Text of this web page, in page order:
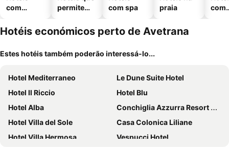
com
permitem
com spa
praia
com
Hotéis económicos perto de Avetrana
Estes hotéis também poderão interessá-lo...
Hotel Mediterraneo
Le Dune Suite Hotel
Hotel Il Riccio
Hotel Blu
Hotel Alba
Conchiglia Azzurra Resort & Beach
Hotel Villa del Sole
Casa Colonica Liliane
Hotel Villa Hermosa
Vespucci Hotel